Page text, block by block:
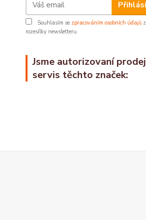
Souhlasím se zpracováním osobních údajů
rozesílky newsletteru.
Jsme autorizovaní
servis těchto značek: